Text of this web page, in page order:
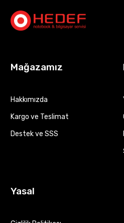
Mağazamız
Hakkımızda
Kargo ve Teslimat
Destek ve SSS
Yasal